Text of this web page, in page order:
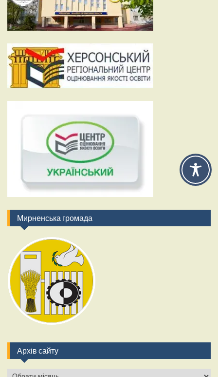
Мирненська громада
Архів сайту